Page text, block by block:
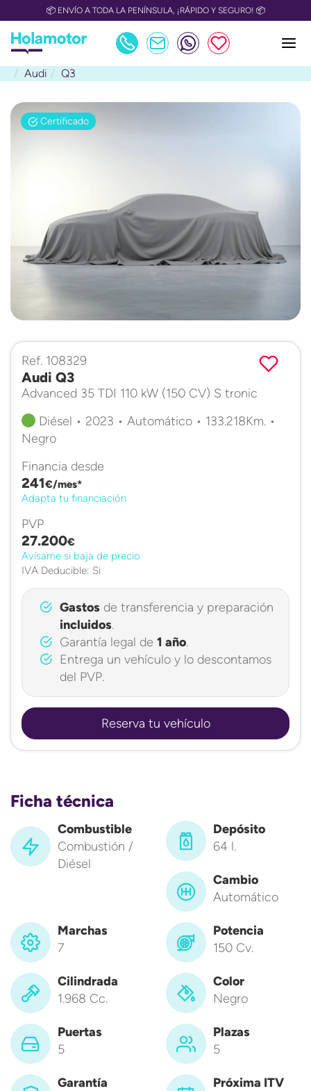
📦 ENVÍO A TODA LA PENÍNSULA, ¡RÁPIDO Y SEGURO! 📦
Audi Q3
Certificado
Ref. 108329
Audi Q3
Advanced 35 TDI 110 kW (150 CV) S tronic
Diésel • 2023 • Automático • 133.218Km. •
Negro
Financia desde
241€/mes*
Adapta tu financiación
PVP
27.200€
Avísame si baja de precio
IVA Deducible: Si
Gastosde transferencia y preparación
incluidos.
Garantía legal de 1 año.
Entrega un vehículo y lo descontamos
del PVP.
Reserva tu vehículo
Ficha técnica
Combustible
Combustión /
Diésel
Depósito
64 l.
Cambio
Automático
Marchas
7
Potencia
150 Cv.
Cilindrada
1.968 Cc.
Color
Negro
Puertas
5
Plazas
5
Garantía
Próxima ITV